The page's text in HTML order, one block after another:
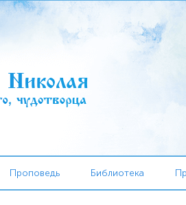
Проповедь Библиотека